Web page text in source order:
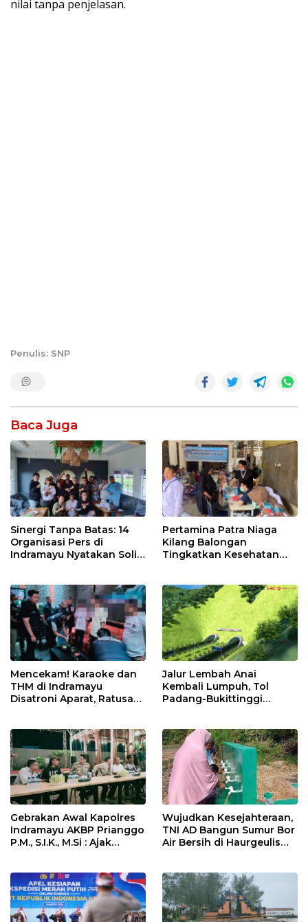
nilai tanpa penjelasan.
Penulis: SNP
Baca Juga
Sinergi Tanpa Batas: 14
Organisasi Pers di
Indramayu Nyatakan Solid
Pertamina Patra Niaga
Kilang Balongan
Tingkatkan Kesehatan
Rutin dan Edukasi
Perawatan Gigi
Mencekam! Karaoke dan
THM di Indramayu
Disatroni Aparat, Ratusan
Jalur Lembah Anai
Kembali Lumpuh, Tol
Padang-Bukittinggi
Gebrakan Awal Kapolres
Indramayu AKBP Prianggo
P.M., S.I.K., M.Si : Ajak
Wujudkan Kesejahteraan,
TNI AD Bangun Sumur Bor
Air Bersih di Haurgeulis